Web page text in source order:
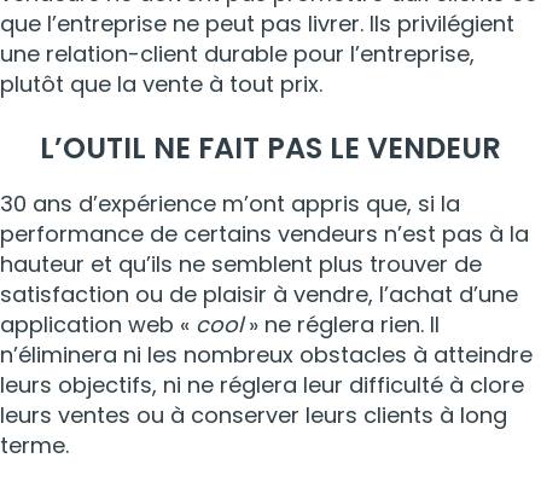
que l’entreprise ne peut pas livrer. Ils privilégient
une relation-client durable pour l’entreprise,
plutôt que la vente à tout prix.
L’OUTIL NE FAIT PAS LE VENDEUR
30 ans d’expérience m’ont appris que, si la
performance de certains vendeurs n’est pas à la
hauteur et qu’ils ne semblent plus trouver de
satisfaction ou de plaisir à vendre, l’achat d’une
application web « cool» ne réglera rien. Il
n’éliminera ni les nombreux obstacles à atteindre
leurs objectifs, ni ne réglera leur difficulté à clore
leurs ventes ou à conserver leurs clients à long
terme.